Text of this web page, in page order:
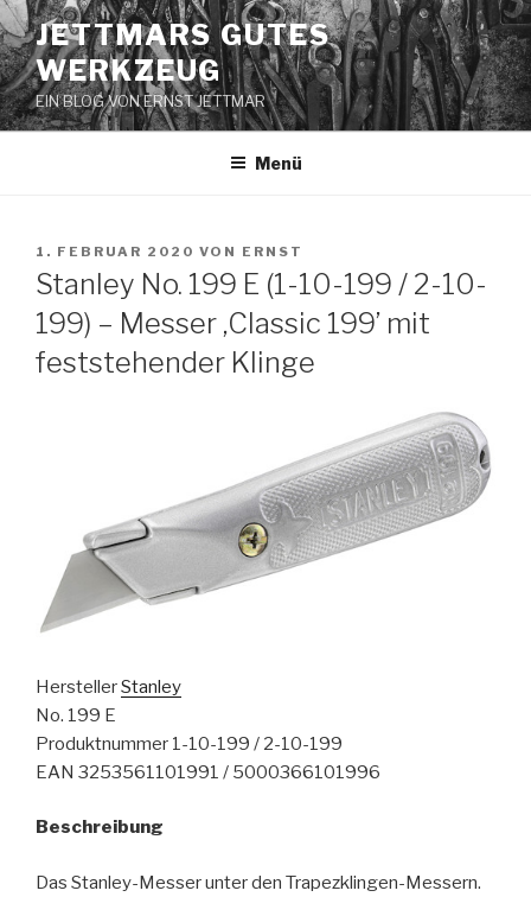
Zum
Inhalt
springen
JETTMARS GUTES
WERKZEUG
EIN BLOG VON ERNST JETTMAR
Menü
VERÖFFENTLICHT
AM
1. FEBRUAR 2020 VON ERNST
Stanley No. 199 E (1-10-199 / 2-10-
199) – Messer ‚Classic 199’ mit
feststehender Klinge
HerstellerStanley
No. 199 E
Produktnummer 1-10-199 / 2-10-199
EAN 3253561101991 / 5000366101996
Beschreibung
Das Stanley-Messer unter den Trapezklingen-Messern.